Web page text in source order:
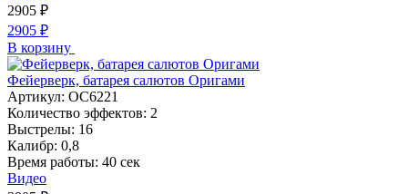
2905 ₽
2905 ₽
В корзину
Фейерверк, батарея салютов Оригами
Артикул: ОС6221
Количество эффектов: 2
Выстрелы: 16
Калибр: 0,8
Время работы: 40 сек
Видео